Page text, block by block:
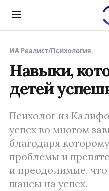
Menu
ИА Реалист/Психология
Навыки,
детей
Психолог из
успех во многом
благодаря
проблемы и
и преодолимые, что
шансы на успех.